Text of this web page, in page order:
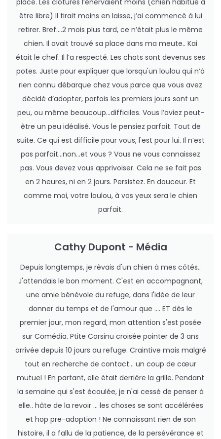
place. Les clôtures l’énervaient moins (chien habitué à
être libre) Il tirait moins en laisse, j’ai commencé à lui
retirer. Bref....2 mois plus tard, ce n’était plus le même
chien. Il avait trouvé sa place dans ma meute.. Kai
était le chef. Il l’a respecté. Les chats sont devenus ses
potes. Juste pour expliquer que lorsqu'un loulou qui n’à
rien connu débarque chez vous parce que vous avez
décidé d’adopter, parfois les premiers jours sont un
peu, ou même beaucoup...difficiles. Vous l’aviez peut-
être un peu idéalisé. Vous le pensiez parfait. Tout de
suite. Ce qui est difficile pour vous, l'est pour lui. Il n’est
pas parfait...non...et vous ? Vous ne vous connaissez
pas. Vous devez vous apprivoiser. Cela ne se fait pas
en 2 heures, ni en 2 jours. Persistez. En douceur. Et
comme moi, votre loulou, à vos yeux sera le chien
parfait.
Cathy Dupont - Média
Depuis longtemps, je rêvais d'un chien à mes côtés..
J'attendais le bon moment. C'est en accompagnant,
une amie bénévole du refuge, dans l'idée de leur
donner du temps et de l'amour que .... ET dès le
premier jour, mon regard, mon attention s'est posée
sur Comédia. Ptite Corsinu croisée pointer de 3 ans
arrivée depuis 10 jours au refuge. Craintive mais malgré
tout en recherche de contact... un coup de cœur
mutuel ! En partant, elle était derrière la grille. Pendant
la semaine qui s'est écoulée, je n'ai cessé de penser à
elle.. hâte de la revoir ... les choses se sont accélérées
et hop pre-adoption ! Ne connaissant rien de son
histoire, il a fallu de la patience, de la persévérance et